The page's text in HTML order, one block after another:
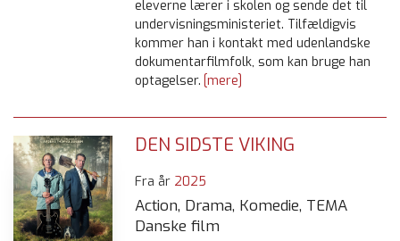
eleverne lærer i skolen og sende det til
undervisningsministeriet. Tilfældigvis
kommer han i kontakt med udenlandske
dokumentarfilmfolk, som kan bruge han
optagelser. [mere]
DEN SIDSTE VIKING
Fra år 2025
Action, Drama, Komedie, TEMA
Danske film